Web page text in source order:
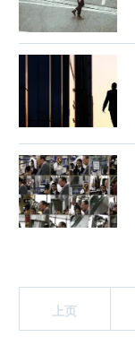
上页